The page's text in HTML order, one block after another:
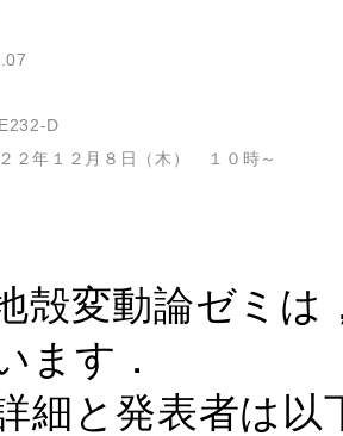
D
２年１２月８日（木） １０時～
殻変動論ゼミ
ます．
細と発表者は以